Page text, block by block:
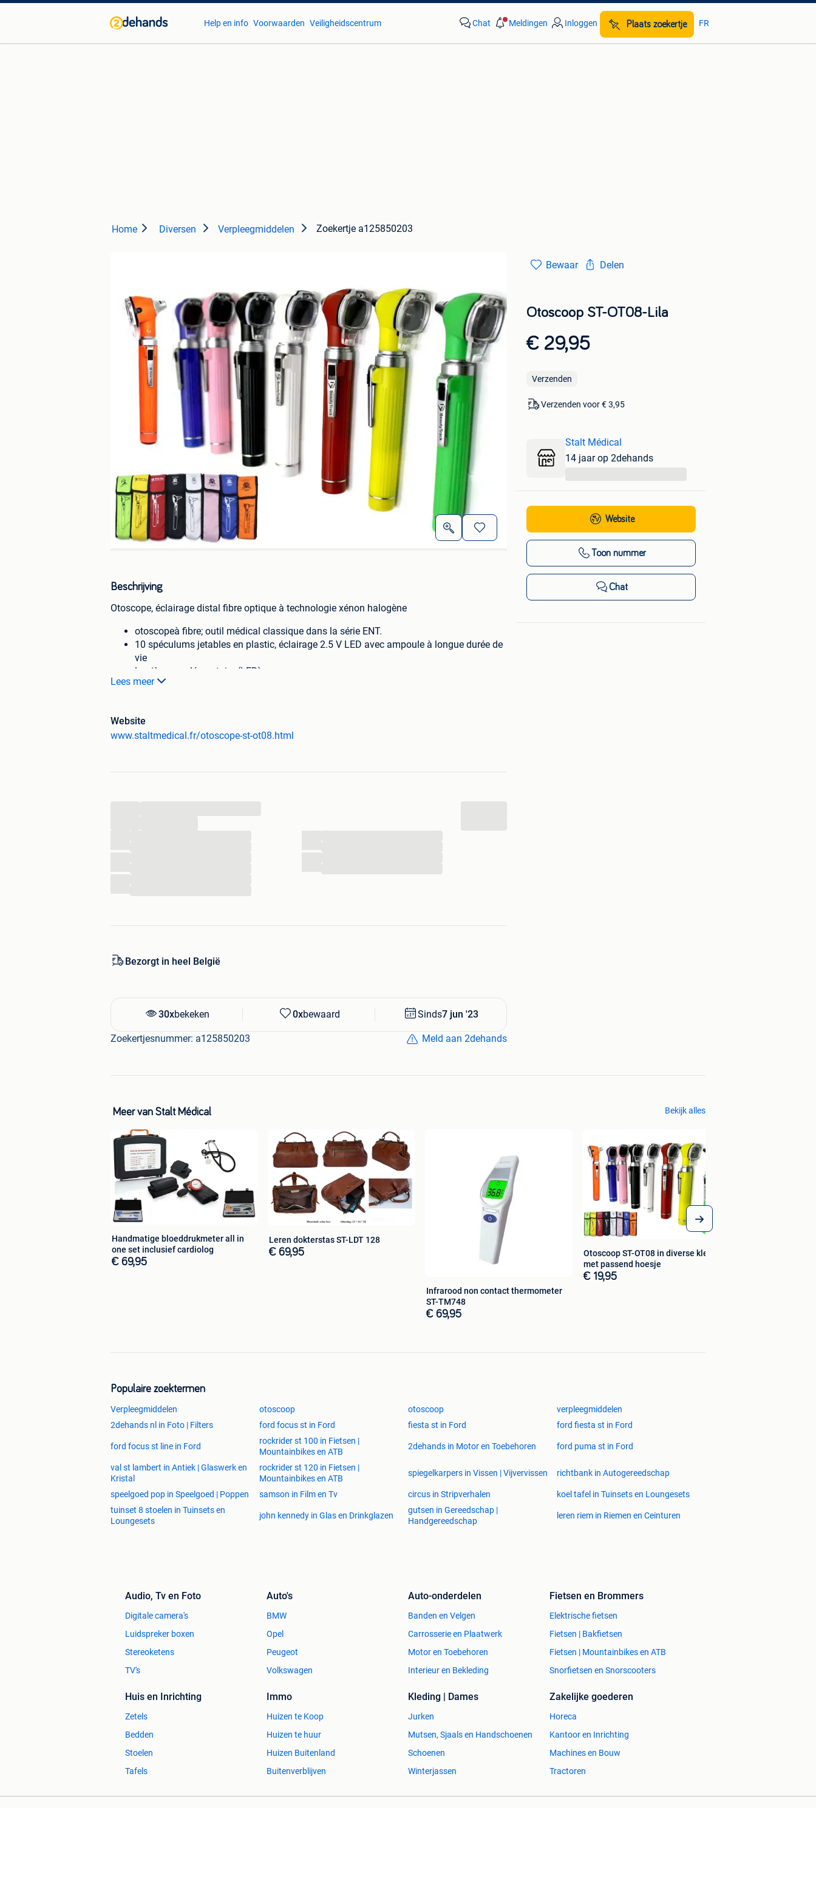
Help en info Voorwaarden Veiligheidscentrum Chat Meldingen Inloggen Plaats zoekertje FR
Home Diversen Verpleegmiddelen Zoekertje a125850203
Beschrijving
Otoscope, éclairage distal fibre optique à technologie xénon halogène
otoscopeà fibre; outil médical classique dans la série ENT.
10 spéculums jetables en plastic, éclairage 2.5 V LED avec ampoule à longue durée de
vie
lumière supplémentaire (LED)
Canvas Pouch & Pocket Clip
en sacoche assortie en matière souple
avec ampoule supplémentaire incluse
Lees meer
Website
www.staltmedical.fr/otoscope-st-ot08.html
Bezorgt in heel België
30xbekeken 0xbewaard Sinds7 jun '23
Zoekertjesnummer: a125850203 Meld aan 2dehands
Bewaar Delen
Otoscoop ST-OT08-Lila
€ 29,95
Verzenden
Verzenden voor € 3,95
Stalt Médical
14 jaar op 2dehands
Website
Toon nummer
Chat
Meer van Stalt Médical Bekijk alles
Handmatige bloeddrukmeter all in
one set inclusief cardiolog
€ 69,95
Leren dokterstas ST-LDT 128
€ 69,95
Infrarood non contact thermometer
ST-TM748
€ 69,95
Otoscoop ST-OT08 in diverse kleuren
met passend hoesje
€ 19,95
Populaire zoektermen
Verpleegmiddelen otoscoop otoscoop
verpleegmiddelen
2dehands nl in Foto | Filters
ford focus st in Ford fiesta st in Ford ford fiesta st in Ford
ford focus st line in Ford
rockrider st 100 in Fietsen |
Mountainbikes en ATB
2dehands in Motor en Toebehoren ford puma st in Ford
val st lambert in Antiek | Glaswerk en
Kristal
rockrider st 120 in Fietsen |
Mountainbikes en ATB
spiegelkarpers in Vissen | Vijvervissen richtbank in Autogereedschap
speelgoed pop in Speelgoed | Poppen samson in Film en Tv circus in Stripverhalen
koel tafel in Tuinsets en Loungesets
tuinset 8 stoelen in Tuinsets en
Loungesets
john kennedy in Glas en Drinkglazen
gutsen in Gereedschap |
Handgereedschap
leren riem in Riemen en Ceinturen
Audio, Tv en Foto
Digitale camera's
Luidspreker boxen
Stereoketens
TV's
Auto's
BMW
Opel
Peugeot
Volkswagen
Auto-onderdelen
Banden en Velgen
Carrosserie en Plaatwerk
Motor en Toebehoren
Interieur en Bekleding
Fietsen en Brommers
Elektrische fietsen
Fietsen | Bakfietsen
Fietsen | Mountainbikes en ATB
Snorfietsen en Snorscooters
Huis en Inrichting
Zetels
Bedden
Stoelen
Tafels
Immo
Huizen te Koop
Huizen te huur
Huizen Buitenland
Buitenverblijven
Kleding | Dames
Jurken
Mutsen, Sjaals en Handschoenen
Schoenen
Winterjassen
Zakelijke goederen
Horeca
Kantoor en Inrichting
Machines en Bouw
Tractoren